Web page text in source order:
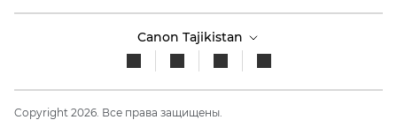
Canon Tajikistan
Copyright 2026. Все права защищены.